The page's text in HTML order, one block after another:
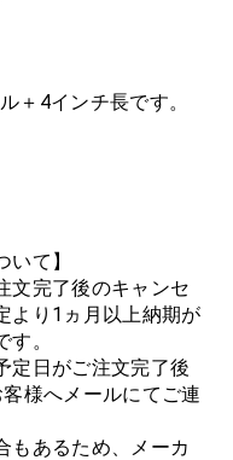
＋4インチ長です。
て】
文完了後のキャンセ
より1ヵ月以上納期が
。
定日がご注文完了後
様へメールにてご連
もあるため、メーカ